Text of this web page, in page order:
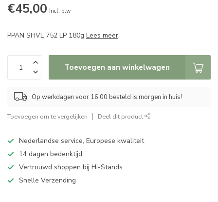
€45,00 Incl. btw
PPAN SHVL 752 LP 180g Lees meer.
Toevoegen aan winkelwagen
Op werkdagen voor 16:00 besteld is morgen in huis!
Toevoegen om te vergelijken Deel dit product
Nederlandse service, Europese kwaliteit
14 dagen bedenktijd
Vertrouwd shoppen bij Hi-Stands
Snelle Verzending